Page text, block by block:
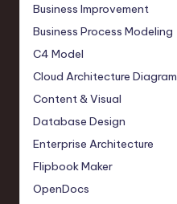
Business Improvement
Business Process Modeling
C4 Model
Cloud Architecture Diagram
Content & Visual
Database Design
Enterprise Architecture
Flipbook Maker
OpenDocs